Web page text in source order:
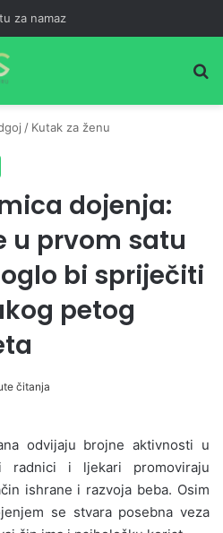
za namaz
/ Kutak za ženu
dojenja:
u prvom satu
bi spriječiti
petog
čitanja
odvijaju brojne aktivnosti u
radnici i ljekari promoviraju
ishrane i razvoja beba. Osim
se stvara posebna veza